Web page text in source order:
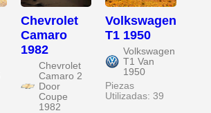
Chevrolet
Camaro
1982
Chevrolet
Camaro 2
Door
Coupe
1982
Volkswagen
T1 1950
Volkswagen
T1 Van
1950
Piezas
Utilizadas: 39